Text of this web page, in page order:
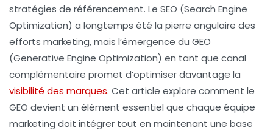
stratégies de référencement. Le SEO (Search Engine
Optimization) a longtemps été la pierre angulaire des
efforts marketing, mais l’émergence du GEO
(Generative Engine Optimization) en tant que canal
complémentaire promet d’optimiser davantage la
visibilité des marques. Cet article explore comment le
GEO devient un élément essentiel que chaque équipe
marketing doit intégrer tout en maintenant une base